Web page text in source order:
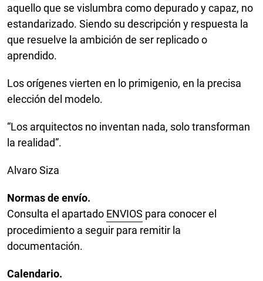
aquello que se vislumbra como depurado y capaz, no
estandarizado. Siendo su descripción y respuesta la
que resuelve la ambición de ser replicado o
aprendido.
Los orígenes vierten en lo primigenio, en la precisa
elección del modelo.
“Los arquitectos no inventan nada, solo transforman
la realidad”.
Alvaro Siza
Normas de envío.
Consulta el apartado ENVIOS para conocer el
procedimiento a seguir para remitir la
documentación.
Calendario.